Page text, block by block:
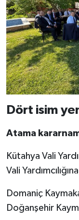
Dört isim
Atama
Kütahya Vali
Vali
Domaniç
Doğanşehir
Teknoloji
Türkiye
Video Galeri
Yaşam
Yemek